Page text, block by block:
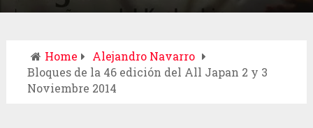
Home
Alejandro Navarro
Bloques de la 46 edición del All Japan 2 y 3
Noviembre 2014